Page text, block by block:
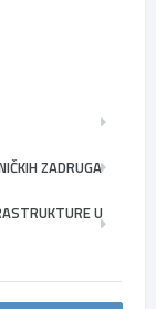
ZADRUGA
U